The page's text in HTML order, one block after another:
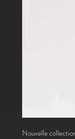
Nouvelle